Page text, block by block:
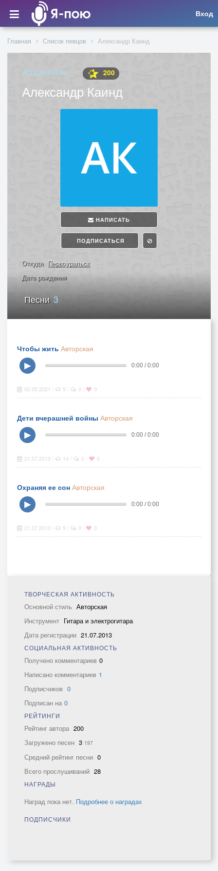
Вход
Главная Список певцов Александр Каинд
ИСПОЛНИТЕЛЬ 200
Александр Каинд
НАПИСАТЬ
ПОДПИСАТЬСЯ
Откуда Первоуральск
Дата рождения
Песни 3
Чтобы жить Авторская
▶
0:00 / 0:00
02.05.2021 5 0 0
Дети вчерашней войны Авторская
▶
0:00 / 0:00
21.07.2013 14 0 0
Охраняя ее сон Авторская
▶
0:00 / 0:00
21.07.2013 9 0 0
ТВОРЧЕСКАЯ АКТИВНОСТЬ
Основной стиль Авторская
Инструмент Гитара и электрогитара
Дата регистрации 21.07.2013
СОЦИАЛЬНАЯ АКТИВНОСТЬ
Получено комментариев 0
Написано комментариев 1
Подписчиков 0
Подписан на 0
РЕЙТИНГИ
Рейтинг автора 200
Загружено песен 3 197
Средний рейтинг песни 0
Всего прослушиваний 28
НАГРАДЫ
Наград пока нет. Подробнее о наградах
ПОДПИСЧИКИ